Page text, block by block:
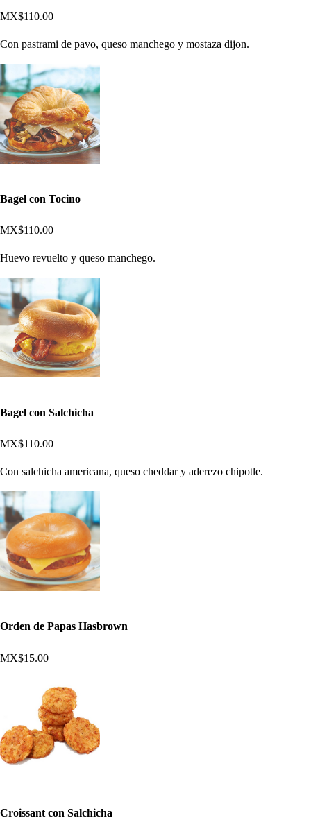
MX$110.00
Con pastrami de pavo, queso manchego y mostaza dijon.
Bagel con Tocino
MX$110.00
Huevo revuelto y queso manchego.
Bagel con Salchicha
MX$110.00
Con salchicha americana, queso cheddar y aderezo chipotle.
Orden de Papas Hasbrown
MX$15.00
Croissant con Salchicha